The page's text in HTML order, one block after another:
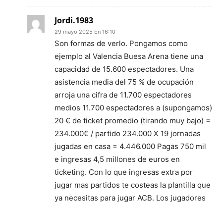
Jordi.1983
29 mayo 2025 En 16:10
Son formas de verlo. Pongamos como
ejemplo al Valencia Buesa Arena tiene una
capacidad de 15.600 espectadores. Una
asistencia media del 75 % de ocupación
arroja una cifra de 11.700 espectadores
medios 11.700 espectadores a (supongamos)
20 € de ticket promedio (tirando muy bajo) =
234.000€ / partido 234.000 X 19 jornadas
jugadas en casa = 4.446.000 Pagas 750 mil
e ingresas 4,5 millones de euros en
ticketing. Con lo que ingresas extra por
jugar mas partidos te costeas la plantilla que
ya necesitas para jugar ACB. Los jugadores